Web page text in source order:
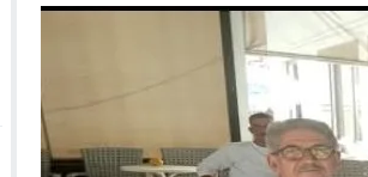
10:29
الجيش الملكي ينتفض ضد تعيين “ندالا”
يفجّر الأوضاع